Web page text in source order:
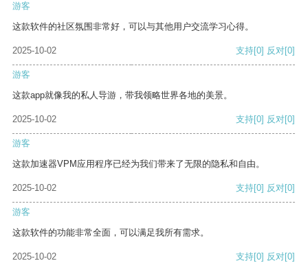
游客
这款软件的社区氛围非常好，可以与其他用户交流学习心得。
2025-10-02 支持[0] 反对[0]
游客
这款app就像我的私人导游，带我领略世界各地的美景。
2025-10-02 支持[0] 反对[0]
游客
这款加速器VPM应用程序已经为我们带来了无限的隐私和自由。
2025-10-02 支持[0] 反对[0]
游客
这款软件的功能非常全面，可以满足我所有需求。
2025-10-02 支持[0] 反对[0]